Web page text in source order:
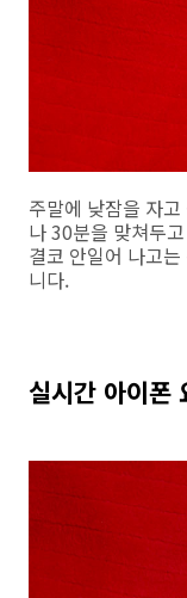
주말에 낮잠을 자
나 30분을 맞쳐두
결코 안일어 나고
니다.
실시간 아이폰